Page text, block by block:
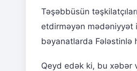
Təşəbbüsün
etdirməyən mədəniyyət
bəyanatlarda Fələstinlə
Qeyd edək ki, bu xəbər